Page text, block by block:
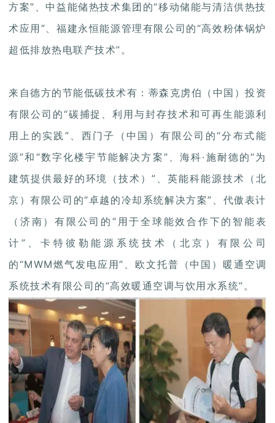
方案”、中益能储热技术集团的“移动储能与清洁供热技
术应用”、福建永恒能源管理有限公司的“高效粉体锅炉
超低排放热电联产技术”。
来自德方的节能低碳技术有：蒂森克虏伯（中国）投资
有限公司的“碳捕捉、利用与封存技术和可再生能源利
用上的实践”、西门子（中国）有限公司的“分布式能
源”和“数字化楼宇节能解决方案”、海科·施耐德的“为
建筑提供最好的环境（技术）”、英能科能源技术（北
京）有限公司的“卓越的冷却系统解决方案”、代傲表计
（济南）有限公司的“用于全球能效合作下的智能表
计”、卡特彼勒能源系统技术（北京）有限公司
的“MWM燃气发电应用”、欧文托普（中国）暖通空调
系统技术有限公司的“高效暖通空调与饮用水系统”。